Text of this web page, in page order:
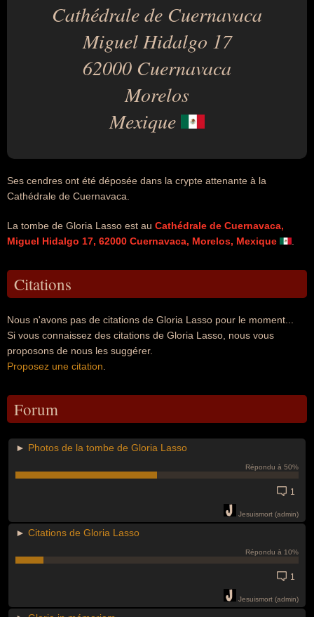
Cathédrale de Cuernavaca
Miguel Hidalgo 17
62000 Cuernavaca
Morelos
Mexique
Ses cendres ont été déposée dans la crypte attenante à la
Cathédrale de Cuernavaca.
La tombe de Gloria Lasso est au Cathédrale de Cuernavaca,
Miguel Hidalgo 17, 62000 Cuernavaca, Morelos, Mexique
Citations
Nous n'avons pas de citations de Gloria Lasso pour le moment...
Si vous connaissez des citations de Gloria Lasso, nous vous
proposons de nous les suggérer.
Proposez une citation
Forum
► Photos de la tombe de Gloria Lasso
Répondu à 50%
1
Jesuismort (admin)
► Citations de Gloria Lasso
Répondu à 10%
1
Jesuismort (admin)